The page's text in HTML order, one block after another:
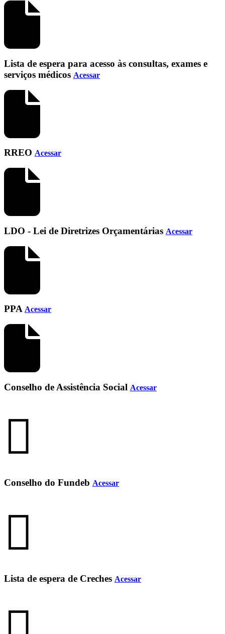
Lista de espera para acesso às consultas, exames e
serviços médicos Acessar
RREO Acessar
LDO - Lei de Diretrizes Orçamentárias Acessar
PPA Acessar
Conselho de Assistência Social Acessar
Conselho do Fundeb Acessar
Lista de espera de Creches Acessar